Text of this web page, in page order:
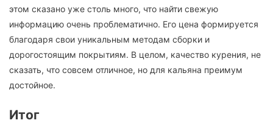
этом сказано уже столь много, что найти свежую
информацию очень проблематично. Его цена формируется
благодаря свои уникальным методам сборки и
дорогостоящим покрытиям. В целом, качество курения, не
сказать, что совсем отличное, но для кальяна преимум
достойное.
Итог